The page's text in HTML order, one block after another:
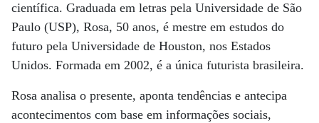
científica. Graduada em letras pela Universidade de São
Paulo (USP), Rosa, 50 anos, é mestre em estudos do
futuro pela Universidade de Houston, nos Estados
Unidos. Formada em 2002, é a única futurista brasileira.
Rosa analisa o presente, aponta tendências e antecipa
acontecimentos com base em informações sociais,